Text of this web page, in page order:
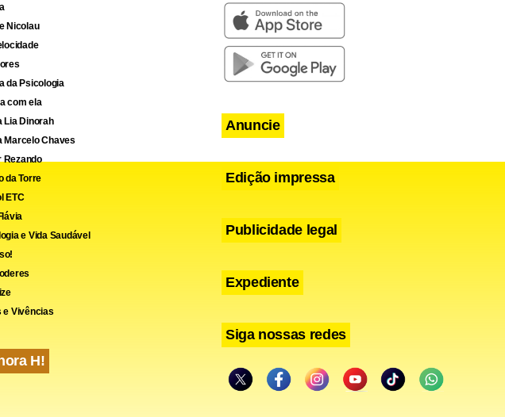
Nicolau
da Psicologia
com ela
Lia Dinorah
Marcelo Chaves
Rezando
da Torre
ETC
e Vida Saudável
e Vivências
H!
Anuncie
Edição impressa
Publicidade legal
Expediente
Siga nossas redes